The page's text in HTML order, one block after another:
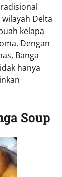
Delta
kelapa
Dengan
Banga
hanya
Soup